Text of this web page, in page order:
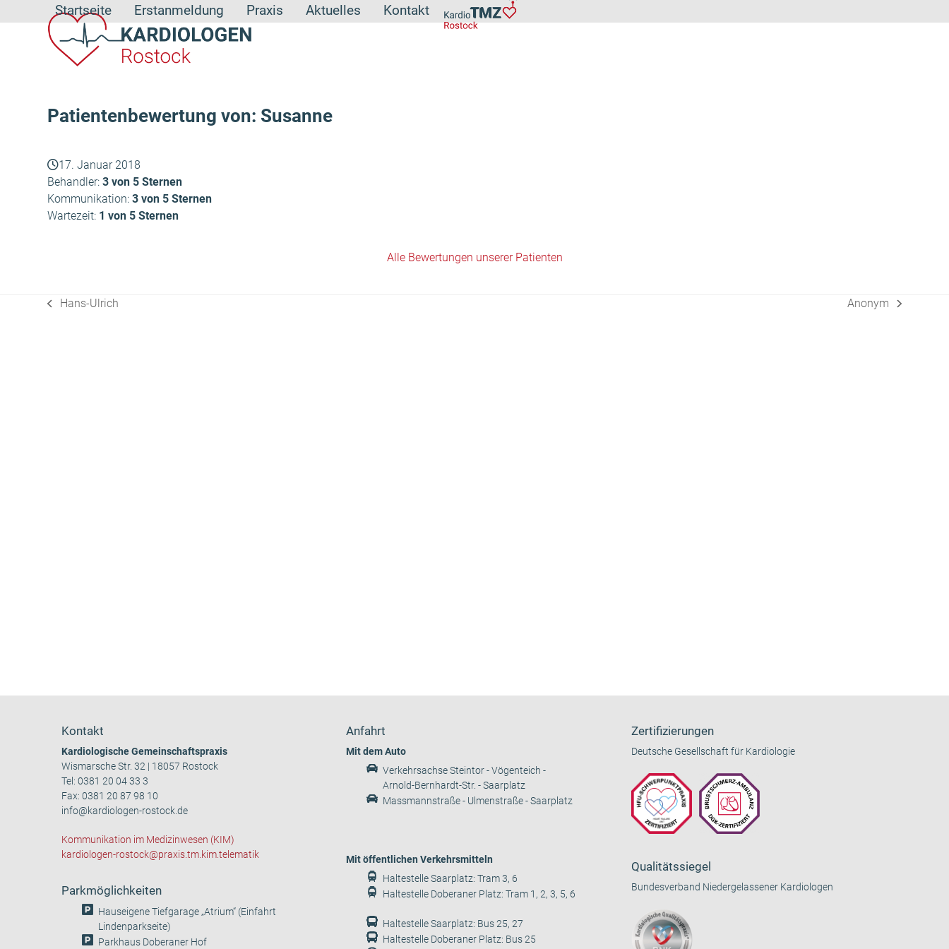
to
Startseite Erstanmeldung Praxis Aktuelles Kontakt
Patientenbewertung von: Susanne
17. Januar 2018
Behandler:3 von 5 Sternen
Kommunikation:3 von 5 Sternen
Wartezeit: 1 von 5 Sternen
Alle Bewertungen unserer Patienten
vorheriger
Hans-Ulrich
Nächster
Anonym
Kontakt
Kardiologische Gemeinschaftspraxis
Wismarsche Str. 32 | 18057 Rostock
Tel:0381 20 04 33 3
Fax: 0381 20 87 98 10
info@kardiologen-rostock.de
Kommunikation im Medizinwesen (KIM)
kardiologen-rostock@praxis.tm.kim.telematik
Parkmöglichkeiten
Hauseigene Tiefgarage „Atrium“ (Einfahrt
Lindenparkseite)
Parkhaus Doberaner Hof
Anfahrt
Mit dem Auto
Verkehrsachse Steintor - Vögenteich -
Arnold-Bernhardt-Str. - Saarplatz
Massmannstraße - Ulmenstraße - Saarplatz
Mit öffentlichen Verkehrsmitteln
Haltestelle Saarplatz: Tram 3, 6
Haltestelle Doberaner Platz: Tram 1, 2, 3, 5, 6
Haltestelle Saarplatz: Bus 25, 27
Haltestelle Doberaner Platz: Bus 25
Zertifizierungen
Deutsche Gesellschaft für Kardiologie
Qualitätssiegel
Bundesverband Niedergelassener Kardiologen